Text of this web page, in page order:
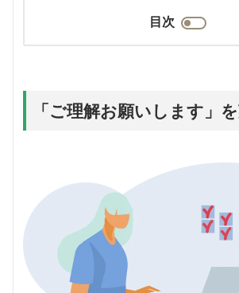
目次
「ご理解お願いします」